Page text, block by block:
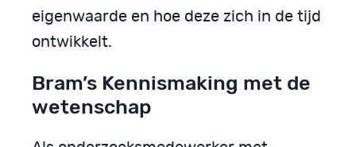
eigenwaarde en hoe deze zich in de tijd
ontwikkelt.
Bram’s Kennismaking met de
wetenschap